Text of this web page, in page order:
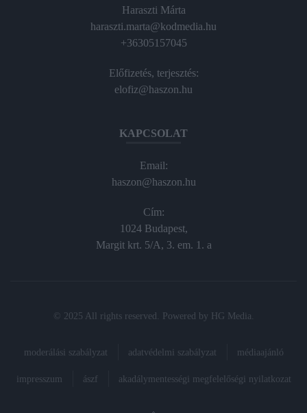
Haraszti Márta
haraszti.marta@kodmedia.hu
+36305157045
Előfizetés, terjesztés:
elofiz@haszon.hu
KAPCSOLAT
Email:
haszon@haszon.hu
Cím:
1024 Budapest,
Margit krt. 5/A, 3. em. 1. a
© 2025 All rights reserved. Powered by HG Media
moderálási szabályzat adatvédelmi szabályzat médiaajánló
impresszum ászf akadálymentességi megfelelőségi nyilatkozat